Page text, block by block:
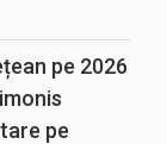
pe 2026
pe